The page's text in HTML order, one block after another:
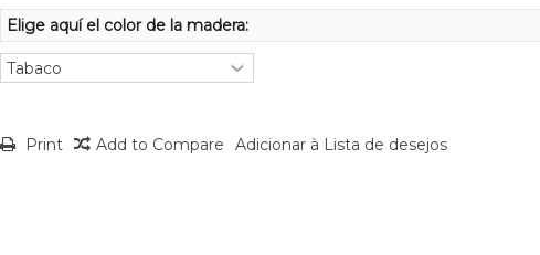
Elige aquí el color de la madera:
Print Add to Compare Adicionar à Lista de desejos